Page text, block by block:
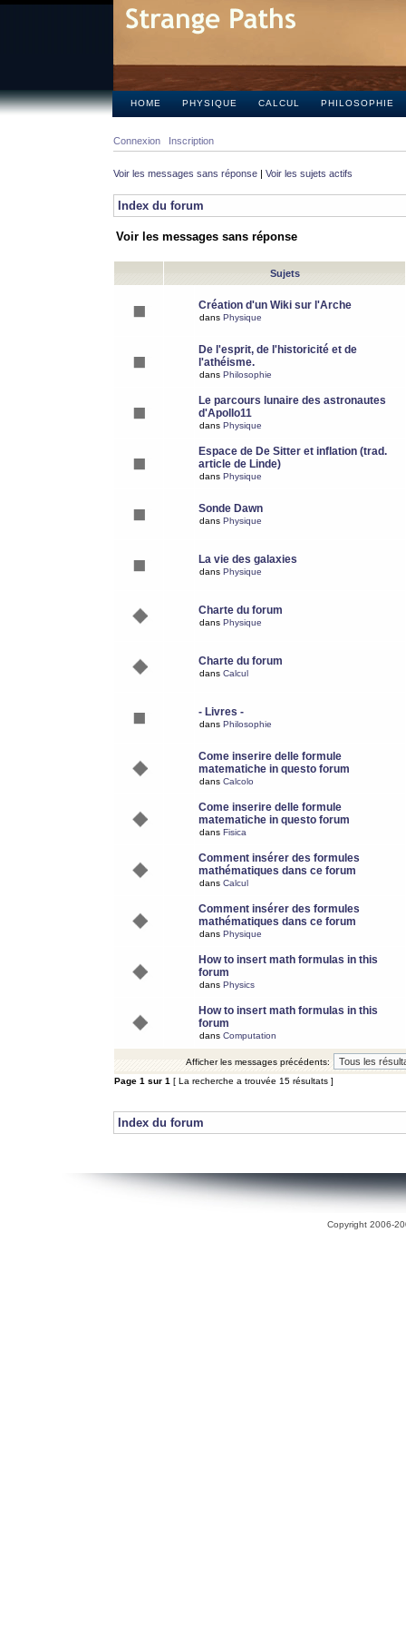
HOME PHYSIQUE CALCUL PHILOSOPHIE
Connexion Inscription
Voir les messages sans réponse | Voir les sujets actifs
Index du forum
Voir les messages sans réponse
Sujets
Création d'un Wiki sur l'Arche
dans Physique
De l'esprit, de l'historicité et de
l'athéisme.
dans Philosophie
Le parcours lunaire des astronautes
d'Apollo11
dans Physique
Espace de De Sitter et inflation (trad.
article de Linde)
dans Physique
Sonde Dawn
dans Physique
La vie des galaxies
dans Physique
Charte du forum
dans Physique
Charte du forum
dans Calcul
- Livres -
dans Philosophie
Come inserire delle formule
matematiche in questo forum
dans Calcolo
Come inserire delle formule
matematiche in questo forum
dans Fisica
Comment insérer des formules
mathématiques dans ce forum
dans Calcul
Comment insérer des formules
mathématiques dans ce forum
dans Physique
How to insert math formulas in this
forum
dans Physics
How to insert math formulas in this
forum
dans Computation
Afficher les messages précédents:
Page 1 sur 1 [ La recherche a trouvée 15 résultats ]
Index du forum
Copyright 2006-